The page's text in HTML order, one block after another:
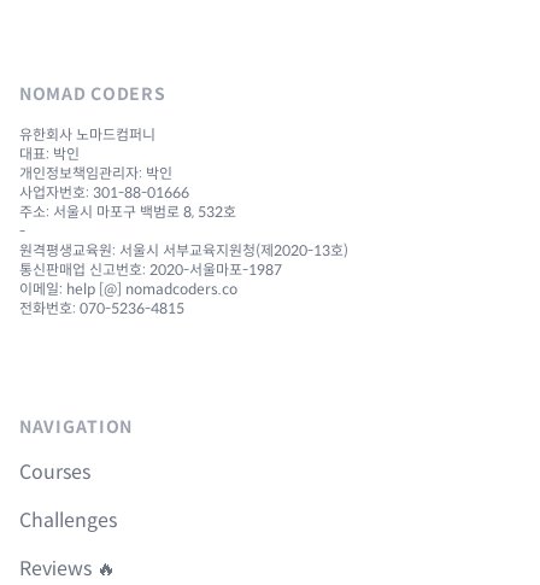
NOMAD CODERS
유한회사 노마드컴퍼니
대표: 박인
개인정보책임관리자: 박인
사업자번호: 301-88-01666
주소: 서울시 마포구 백범로 8, 532호
-
원격평생교육원: 서울시 서부교육지원청(제2020-13호)
통신판매업 신고번호: 2020-서울마포-1987
이메일: help [@] nomadcoders.co
전화번호: 070-5236-4815
NAVIGATION
Courses
Challenges
Reviews 🔥